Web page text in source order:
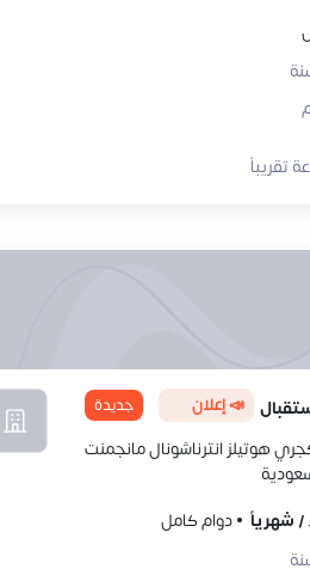
📣 إعلان جديدة
هوتيلز انترناشونال مانجمنت
/ شهرياً
دوام كامل